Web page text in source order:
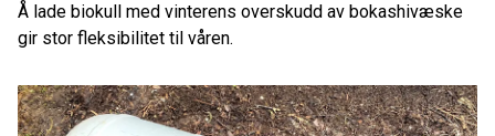
Å lade biokull med vinterens overskudd av bokashivæske
gir stor fleksibilitet til våren.